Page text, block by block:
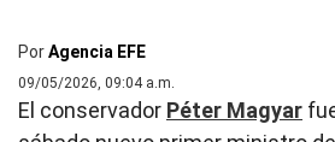
PorAgencia EFE
09/05/2026, 09:04 a.m.
El conservador Péter Magyar